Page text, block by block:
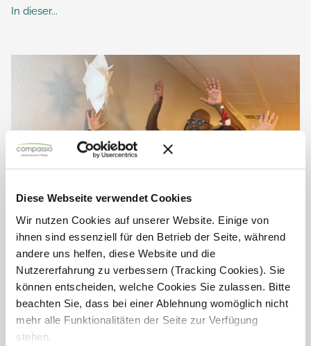
Diese Webseite verwendet Cookies
Wir nutzen Cookies auf unserer Website. Einige von
ihnen sind essenziell für den Betrieb der Seite, während
andere uns helfen, diese Website und die
Nutzererfahrung zu verbessern (Tracking Cookies). Sie
können entscheiden, welche Cookies Sie zulassen. Bitte
beachten Sie, dass bei einer Ablehnung womöglich nicht
mehr alle Funktionalitäten der Seite zur Verfügung
stehen.
In dieser...
Mitarbeiter-Weihnachtsfeier im
Haus Antonius
Zur diesjährigen Mitarbeiter-Weihnachtsfeier kam das Team
des Seniorendomizils Haus Antonius in festlicher